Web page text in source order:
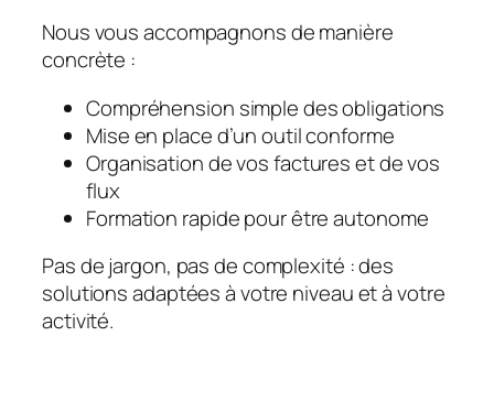
Nous vous accompagnons de manière
concrète :
Compréhension simple des obligations
Mise en place d’un outil conforme
Organisation de vos factures et de vos
flux
Formation rapide pour être autonome
Pas de jargon, pas de complexité : des
solutions adaptées à votre niveau et à votre
activité.